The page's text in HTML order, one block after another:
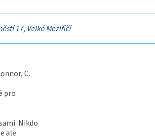
17, Velké Meziříčí
C.
pro
Nikdo
ale